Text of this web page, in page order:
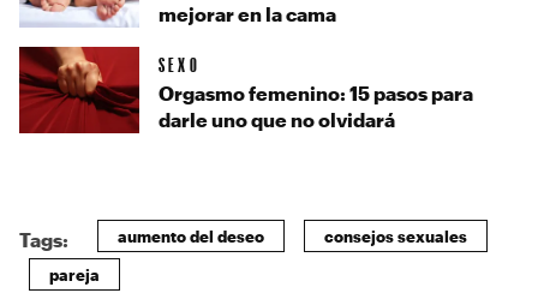
mejorar en la cama
SEXO
Orgasmo femenino: 15 pasos para
darle uno que no olvidará
Tags: aumento del deseo consejos sexuales
pareja